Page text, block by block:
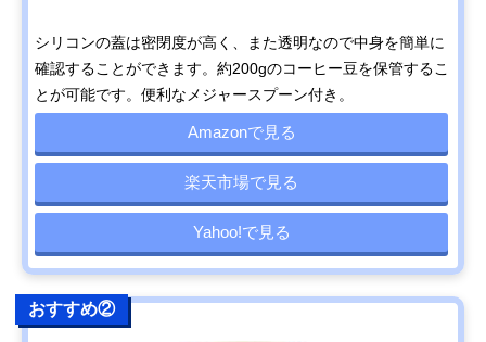
シリコンの蓋は密閉度が高く、また透明なので中身を簡単に
確認することができます。約200gのコーヒー豆を保管するこ
とが可能です。便利なメジャースプーン付き。
Amazonで見る
楽天市場で見る
Yahoo!で見る
おすすめ②